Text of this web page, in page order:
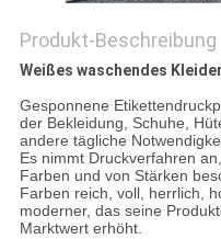
Produkt-Beschreibung
Weißes waschendes
Gesponnene
der Bekleidung, Schuhe,
andere tägliche
Es nimmt Druckverfahren
Farben und von Stärken
Farben reich, voll, herrlich,
moderner, das seine
Marktwert erhöht.